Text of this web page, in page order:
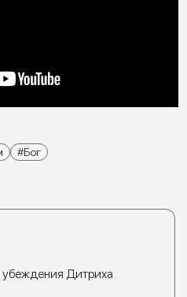
Бог
Дитриха